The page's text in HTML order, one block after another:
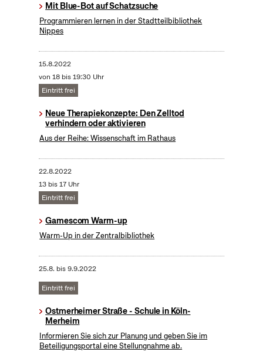
Mit Blue-Bot auf Schatzsuche
Programmieren lernen in der Stadtteilbibliothek
Nippes
15.8.2022
von 18 bis 19:30 Uhr
Eintritt frei
Neue Therapiekonzepte: Den Zelltod
verhindern oder aktivieren
Aus der Reihe: Wissenschaft im Rathaus
22.8.2022
13 bis 17 Uhr
Eintritt frei
Gamescom Warm-up
Warm-Up in der Zentralbibliothek
25.8. bis9.9.2022
Eintritt frei
Ostmerheimer Straße - Schule in Köln-
Merheim
Informieren Sie sich zur Planung und geben Sie im
Beteiligungsportal eine Stellungnahme ab.